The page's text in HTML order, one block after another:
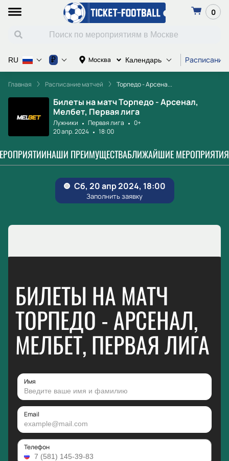
0
Москва Календарь Расписание
RU ₽
Главная Расписание матчей Торпедо - Арсена...
Билеты на матч Торпедо - Арсенал,
Мелбет, Первая лига
Лужники Первая лига
0+
20 апр. 2024
18:00
НАШИ ПРЕИМУЩЕСТВАБЛИЖАЙШИЕ МЕРОПРИЯТИЯ
БИЛЕТЫ НА МАТЧ
ТОРПЕДО - АРСЕНАЛ,
МЕЛБЕТ, ПЕРВАЯ ЛИГА
Имя
Email
Телефон